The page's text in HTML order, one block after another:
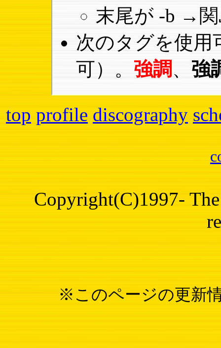
末尾が -b →
次のタグを使用
可）。 強調 、 強
top profile discography
Copyright(C)1997-
※このページの更新